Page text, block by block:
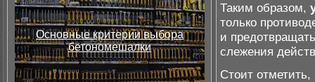
Основные критерии выбора
бетономешалки
Таким образом,
только
и
слежения
Стоит